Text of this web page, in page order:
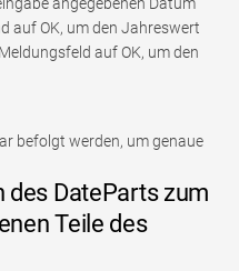
angegebenen Datum
auf OK, um den Jahreswert
auf OK, um den
befolgt werden, um genaue
des DateParts zum
Teile des